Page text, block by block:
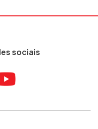
sociais
ao ao
Aceder